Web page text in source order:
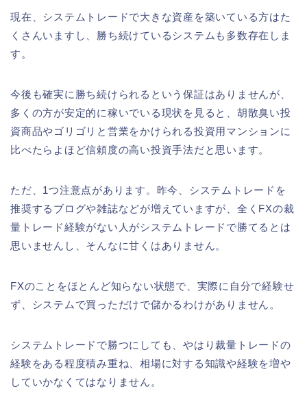
現在、システムトレードで大きな資産を築いている方はた
くさんいますし、勝ち続けているシステムも多数存在しま
す。
今後も確実に勝ち続けられるという保証はありませんが、
多くの方が安定的に稼いでいる現状を見ると、胡散臭い投
資商品やゴリゴリと営業をかけられる投資用マンションに
比べたらよほど信頼度の高い投資手法だと思います。
ただ、1つ注意点があります。昨今、システムトレードを
推奨するブログや雑誌などが増えていますが、全くFXの裁
量トレード経験がない人がシステムトレードで勝てるとは
思いませんし、そんなに甘くはありません。
FXのことをほとんど知らない状態で、実際に自分で経験せ
ず、システムで買っただけで儲かるわけがありません。
システムトレードで勝つにしても、やはり裁量トレードの
経験をある程度積み重ね、相場に対する知識や経験を増や
していかなくてはなりません。